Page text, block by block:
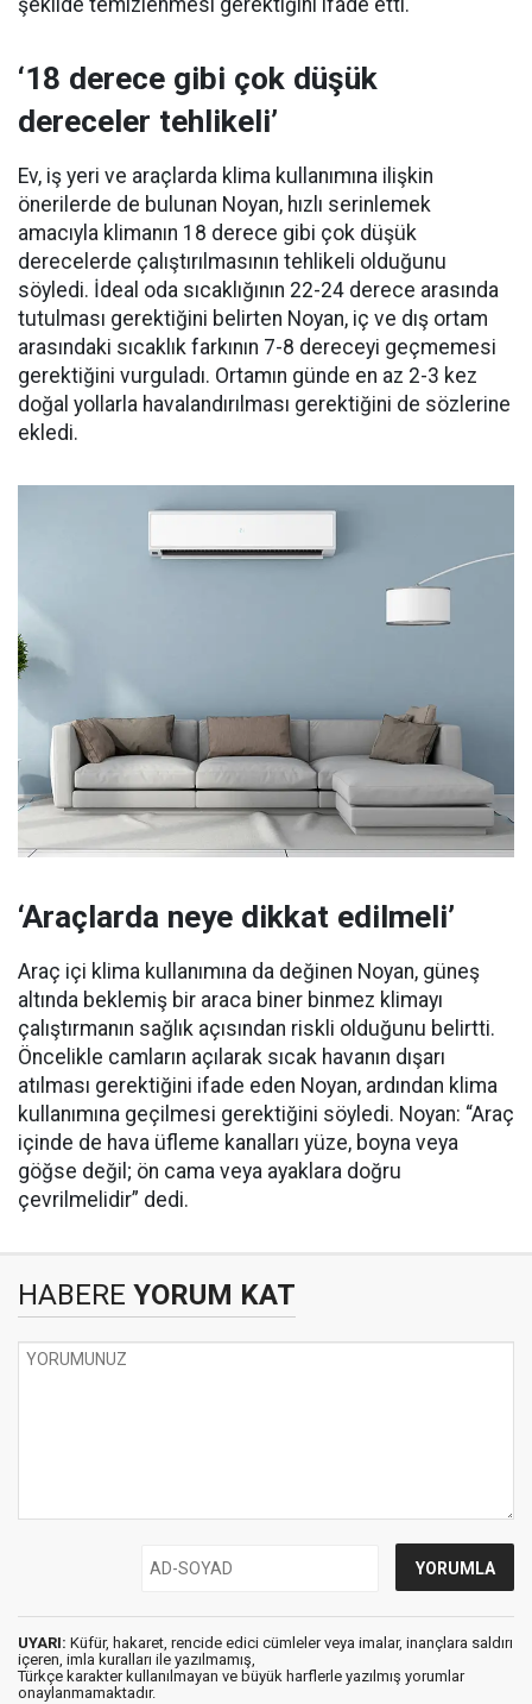
‘18 derece gibi çok düşük
dereceler tehlikeli’
Ev, iş yeri ve araçlarda klima kullanımına ilişkin
önerilerde de bulunan Noyan, hızlı serinlemek
amacıyla klimanın 18 derece gibi çok düşük
derecelerde çalıştırılmasının tehlikeli olduğunu
söyledi. İdeal oda sıcaklığının 22-24 derece arasında
tutulması gerektiğini belirten Noyan, iç ve dış ortam
arasındaki sıcaklık farkının 7-8 dereceyi geçmemesi
gerektiğini vurguladı. Ortamın günde en az 2-3 kez
doğal yollarla havalandırılması gerektiğini de sözlerine
ekledi.
‘Araçlarda neye dikkat edilmeli’
Araç içi klima kullanımına da değinen Noyan, güneş
altında beklemiş bir araca biner binmez klimayı
çalıştırmanın sağlık açısından riskli olduğunu belirtti.
Öncelikle camların açılarak sıcak havanın dışarı
atılması gerektiğini ifade eden Noyan, ardından klima
kullanımına geçilmesi gerektiğini söyledi. Noyan: “Araç
içinde de hava üfleme kanalları yüze, boyna veya
göğse değil; ön cama veya ayaklara doğru
çevrilmelidir” dedi.
HABERE YORUM KAT
UYARI: Küfür, hakaret, rencide edici cümleler veya imalar, inançlara saldırı
içeren, imla kuralları ile yazılmamış,
Türkçe karakter kullanılmayan ve büyük harflerle yazılmış yorumlar
onaylanmamaktadır.